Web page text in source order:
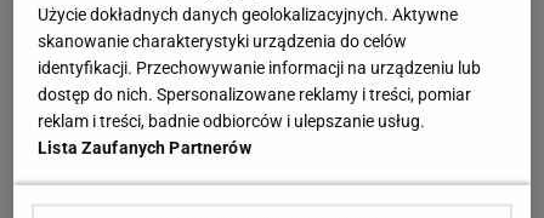
Użycie dokładnych danych geolokalizacyjnych. Aktywne
skanowanie charakterystyki urządzenia do celów
identyfikacji. Przechowywanie informacji na urządzeniu lub
dostęp do nich. Spersonalizowane reklamy i treści, pomiar
reklam i treści, badnie odbiorców i ulepszanie usług.
Lista Zaufanych Partnerów